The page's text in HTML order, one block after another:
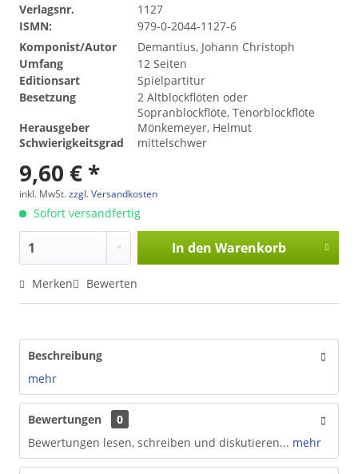
Verlagsnr.
1127
ISMN:
979-0-2044-1127-6
Komponist/Autor
Demantius, Johann Christoph
Umfang
12 Seiten
Editionsart
Spielpartitur
Besetzung
2 Altblockflöten oder
Sopranblockflöte, Tenorblockflöte
Herausgeber
Mönkemeyer, Helmut
Schwierigkeitsgrad
mittelschwer
9,60 € *
inkl. MwSt.zzgl. Versandkosten
Sofort versandfertig
In den Warenkorb
Merken Bewerten
Beschreibung
mehr
Bewertungen
0
Bewertungen lesen, schreiben und diskutieren... mehr